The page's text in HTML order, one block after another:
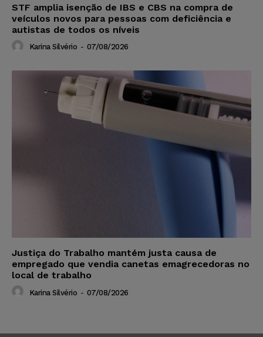
STF amplia isenção de IBS e CBS na compra de
veículos novos para pessoas com deficiência e
autistas de todos os níveis
Karina Silvério - 07/08/2026
Justiça do Trabalho mantém justa causa de
empregado que vendia canetas emagrecedoras no
local de trabalho
Karina Silvério - 07/08/2026